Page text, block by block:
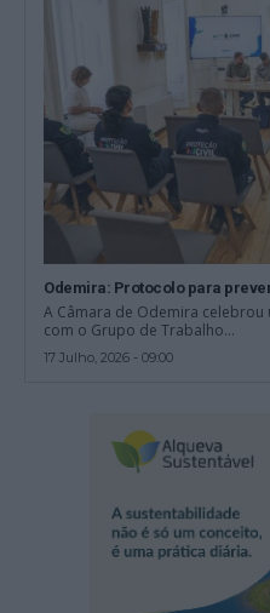
Odemira: Protocolo para
A Câmara de Odemira
com o Grupo de Trabalho...
17 Julho, 2026 - 09:00